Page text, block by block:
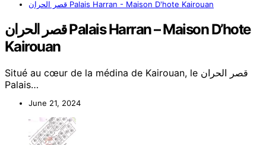
قصر الحران Palais Harran - Maison D'hote Kairouan
قصر الحران Palais Harran – Maison D’hote
Kairouan
Situé au cœur de la médina de Kairouan, le قصر الحران
Palais…
June 21, 2024